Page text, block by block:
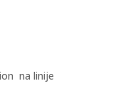
na linije